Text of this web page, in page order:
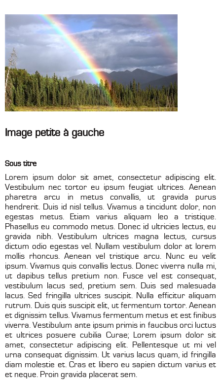
Image petite à gauche
Sous titre
Lorem ipsum dolor sit amet, consectetur adipiscing elit.
Vestibulum nec tortor eu ipsum feugiat ultrices. Aenean
pharetra arcu in metus convallis, ut gravida purus
hendrerit. Duis id nisl tellus. Vivamus a tincidunt dolor, non
egestas metus. Etiam varius aliquam leo a tristique.
Phasellus eu commodo metus. Donec id ultricies lectus, eu
gravida nibh. Vestibulum ultrices magna lectus, cursus
dictum odio egestas vel. Nullam vestibulum dolor at lorem
mollis rhoncus. Aenean vel tristique arcu. Nunc eu velit
ipsum. Vivamus quis convallis lectus. Donec viverra nulla mi,
ut dapibus tellus pretium non. Fusce vel est consequat,
vestibulum lacus sed, pretium sem. Duis sed malesuada
lacus. Sed fringilla ultrices suscipit. Nulla efficitur aliquam
rutrum. Duis quis suscipit elit, ut fermentum tortor. Aenean
et dignissim tellus. Vivamus fermentum metus et est finibus
viverra. Vestibulum ante ipsum primis in faucibus orci luctus
et ultrices posuere cubilia Curae; Lorem ipsum dolor sit
amet, consectetur adipiscing elit. Pellentesque ut mi vel
urna consequat dignissim. Ut varius lacus quam, id fringilla
diam molestie et. Cras et libero eu sapien dictum varius et
et neque. Proin gravida placerat sem.